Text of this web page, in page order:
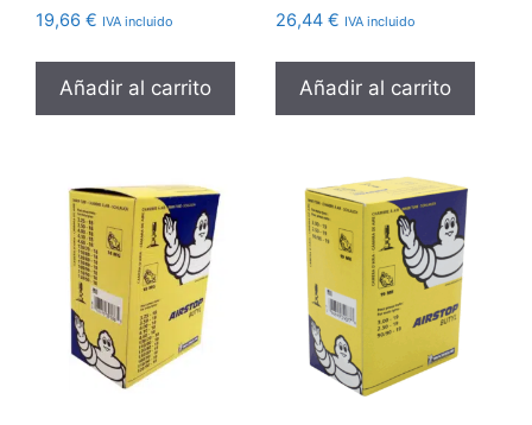
19,66 € IVA incluido
Añadir al carrito
26,44 € IVA incluido
Añadir al carrito